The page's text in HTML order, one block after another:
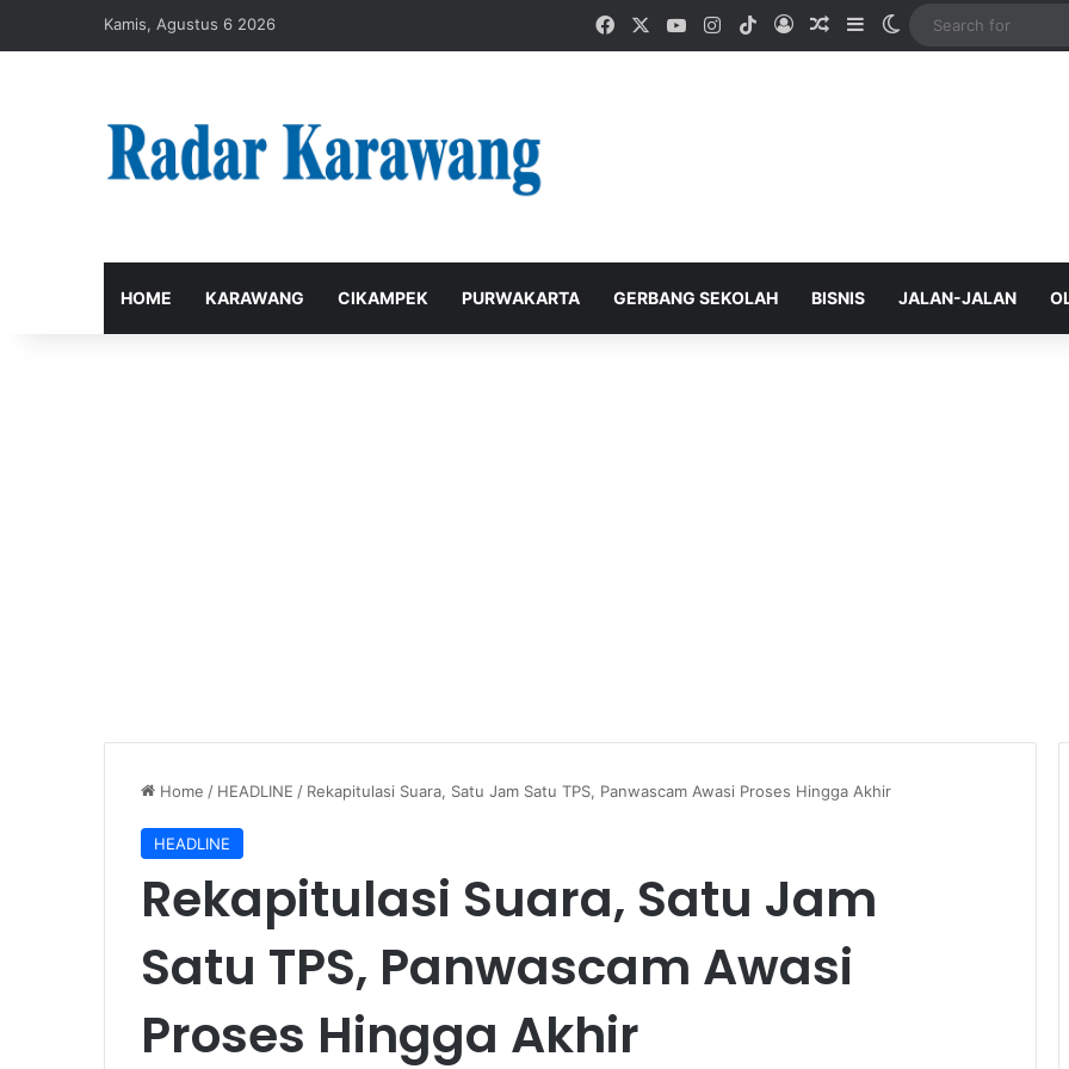
Kamis, Agustus 6 2026 FacebookYouTubeInstagram
TikTokLog InRandom Article
SidebarSwitch skin
HOME KARAWANG CIKAMPEK PURWAKARTA GERBANG SEKOLAH BISNIS JALAN-JALAN
Home / HEADLINE / Rekapitulasi Suara, Satu Jam Satu TPS, Panwascam Awasi Proses Hingga Akhir
HEADLINE
Rekapitulasi Suara, Satu Jam
Satu TPS, Panwascam Awasi
Proses Hingga Akhir